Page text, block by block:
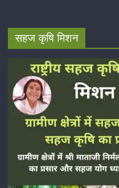
सहज कृषि मिशन